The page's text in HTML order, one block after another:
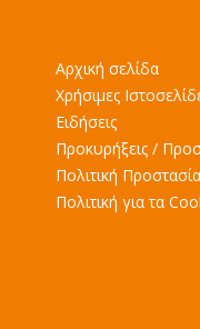
Αρχική σελίδα
Χρήσιμες
Ειδήσεις
Προκυρήξεις /
Πολιτική
Πολιτική για τα